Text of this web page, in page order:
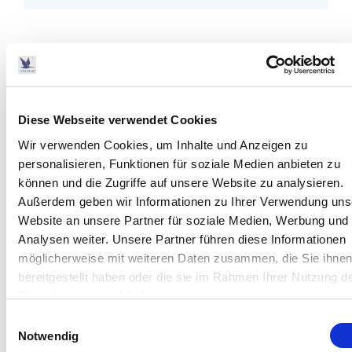
Diese Webseite verwendet Cookies
Wir verwenden Cookies, um Inhalte und Anzeigen zu
personalisieren, Funktionen für soziale Medien anbieten zu
können und die Zugriffe auf unsere Website zu analysieren.
Außerdem geben wir Informationen zu Ihrer Verwendung
Website an unsere Partner für soziale Medien, Werbung und
Analysen weiter. Unsere Partner führen diese Informationen
möglicherweise mit weiteren Daten zusammen, die Sie ihnen
bereitgestellt haben oder die sie im Rahmen Ihrer Nutzung
Dienste gesammelt haben.
Notwendig
J
K
#
L
#